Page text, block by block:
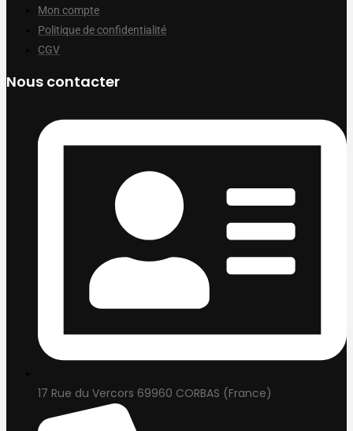
Mon compte
Politique de confidentialité
CGV
Nous contacter
17 Rue du Vercors 69960 CORBAS (France)